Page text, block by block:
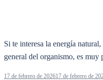
Si te interesa la energía
general del organismo, es
17 de febrero de 202617 de febrero de